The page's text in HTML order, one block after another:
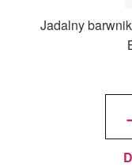
Jadalny
-